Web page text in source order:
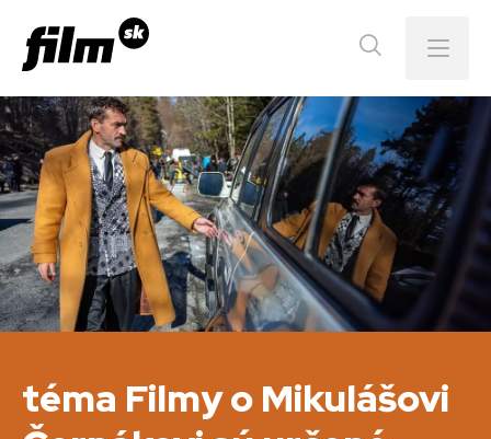
Menu
téma Filmy o Mikulášovi